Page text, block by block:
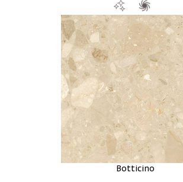
Botticino